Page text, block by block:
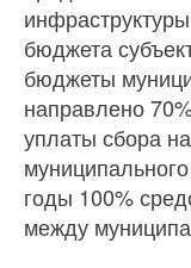
бюджета
бюджеты
направлено
уплаты сбора
годы 100%
между